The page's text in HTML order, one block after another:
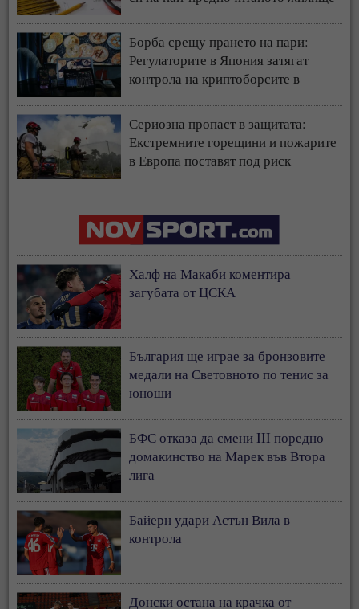
Борба срещу прането на пари:
Регулаторите в Япония затягат
контрола на криптоборсите в
Сериозна пропаст в защитата:
Екстремните горещини и пожарите
в Европа поставят под риск
Халф на Макаби коментира
загубата от ЦСКА
България ще играе за бронзовите
медали на Световното по тенис за
юноши
БФС отказа да смени III поредно
домакинство на Марек във Втора
лига
Байерн удари Астън Вила в
контрола
Донски остана на крачка от